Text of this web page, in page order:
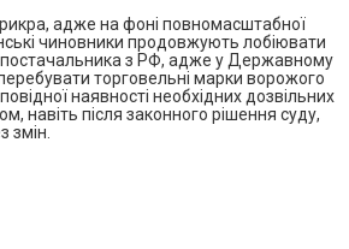
адже на фоні повномасштабної
чиновники продовжують лобіювати
постачальника з РФ, адже у Державному
торговельні марки ворожого
наявності необхідних дозвільних
навіть після законного рішення суду,
змін.